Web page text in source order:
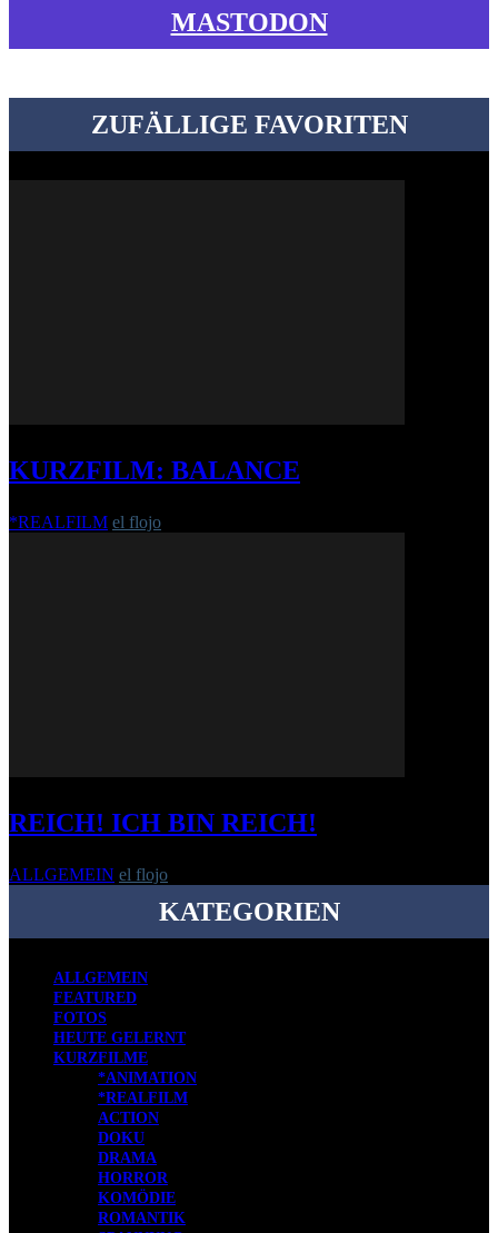
MASTODON
ZUFÄLLIGE FAVORITEN
KURZFILM: BALANCE
*REALFILM el flojo
REICH! ICH BIN REICH!
ALLGEMEIN el flojo
KATEGORIEN
ALLGEMEIN
FEATURED
FOTOS
HEUTE GELERNT
KURZFILME
*ANIMATION
*REALFILM
ACTION
DOKU
DRAMA
HORROR
KOMÖDIE
ROMANTIK